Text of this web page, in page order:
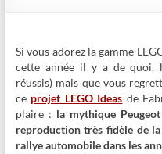
Si vous adorez la gamme
cette année il y a de quoi,
réussis) mais que vous
ce projet LEGO Ideas de
plaire : la mythique
reproduction très fidèle de
rallye automobile dans les